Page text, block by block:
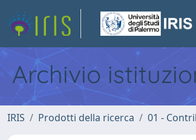
Archivio
IRIS Prodotti della ricerca 01 -